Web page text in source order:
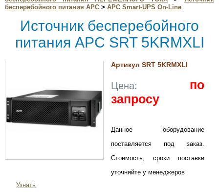
бесперебойного питания APC > APC Smart-UPS On-Line
Источник бесперебойного
питания APC SRT 5KRMXLI
Артикул SRT 5KRMXLI
Цена: по
запросу
Данное оборудование
поставляется под заказ.
Стоимость, сроки поставки
уточняйте у менеджеров
Узнать